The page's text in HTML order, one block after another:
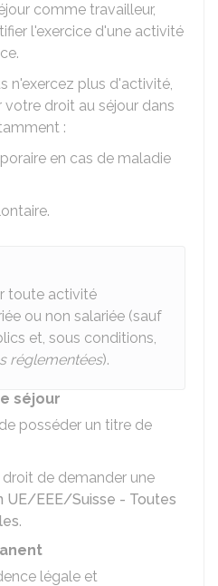
comme travailleur,
l'exercice d'une activité
n'exercez plus d'activité,
droit au séjour dans
:
en cas de maladie
toute activité
ou non salariée (sauf
et, sous conditions,
réglementées).
séjour
posséder un titre de
de demander une
UE/EEE/Suisse - Toutes
.
légale et